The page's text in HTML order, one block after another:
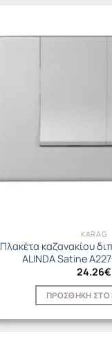
KARAG
Πλακέτα καζανακίου
ALINDA Satine
24.26€
ΠΡΟΣΘΉΚΗ ΣΤΟ